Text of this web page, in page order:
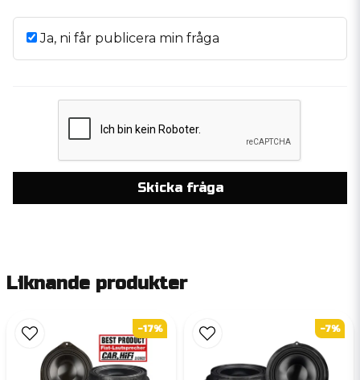
Ja, ni får publicera min fråga
Skicka fråga
Liknande produkter
-17% -7%